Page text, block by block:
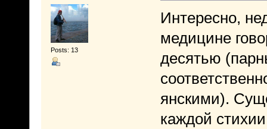
Posts: 13
Интересно,
медицине
десятью
янскими).
каждой